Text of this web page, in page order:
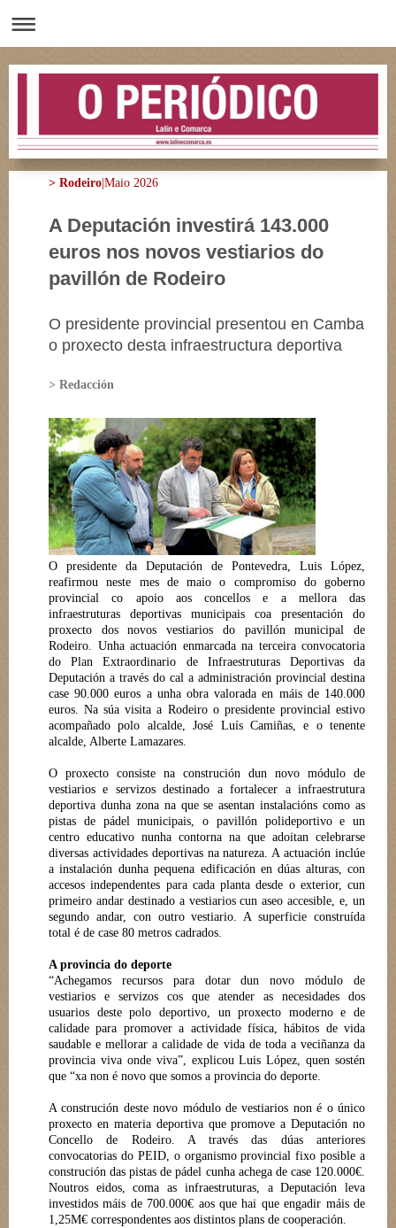
> Rodeiro |Maio 2026
A Deputación investirá 143.000
euros nos novos vestiarios do
pavillón de Rodeiro
O presidente provincial presentou en Camba
o proxecto desta infraestructura deportiva
> Redacción
O presidente da Deputación de Pontevedra, Luis López,
reafirmou neste mes de maio o compromiso do goberno
provincial co apoio aos concellos e a mellora das
infraestruturas deportivas municipais coa presentación do
proxecto dos novos vestiarios do pavillón municipal de
Rodeiro. Unha actuación enmarcada na terceira convocatoria
do Plan Extraordinario de Infraestruturas Deportivas da
Deputación a través do cal a administración provincial destina
case 90.000 euros a unha obra valorada en máis de 140.000
euros. Na súa visita a Rodeiro o presidente provincial estivo
acompañado polo alcalde, José Luís Camiñas, e o tenente
alcalde, Alberte Lamazares.
O proxecto consiste na construción dun novo módulo de
vestiarios e servizos destinado a fortalecer a infraestrutura
deportiva dunha zona na que se asentan instalacións como as
pistas de pádel municipais, o pavillón polideportivo e un
centro educativo nunha contorna na que adoitan celebrarse
diversas actividades deportivas na natureza. A actuación inclúe
a instalación dunha pequena edificación en dúas alturas, con
accesos independentes para cada planta desde o exterior, cun
primeiro andar destinado a vestiarios cun aseo accesible, e, un
segundo andar, con outro vestiario. A superficie construída
total é de case 80 metros cadrados.
A provincia do deporte
“Achegamos recursos para dotar dun novo módulo de
vestiarios e servizos cos que atender as necesidades dos
usuarios deste polo deportivo, un proxecto moderno e de
calidade para promover a actividade física, hábitos de vida
saudable e mellorar a calidade de vida de toda a veciñanza da
provincia viva onde viva”, explicou Luis López, quen sostén
que “xa non é novo que somos a provincia do deporte.
A construción deste novo módulo de vestiarios non é o único
proxecto en materia deportiva que promove a Deputación no
Concello de Rodeiro. A través das dúas anteriores
convocatorias do PEID, o organismo provincial fixo posible a
construción das pistas de pádel cunha achega de case 120.000€.
Noutros eidos, coma as infraestruturas, a Deputación leva
investidos máis de 700.000€ aos que hai que engadir máis de
1,25M€ correspondentes aos distintos plans de cooperación.